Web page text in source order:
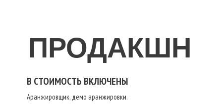
ПРОДАКШН
Аранжировщик, демо аранжировки.
В СТОИМОСТЬ ВКЛЮЧЕНЫ